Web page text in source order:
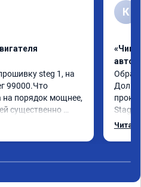
steg 1, на
99000.Что
на порядок мощнее,
существенно
крутящего
подпинывать при
более
доволен.!
К
«Чип
Долго
Stage
с